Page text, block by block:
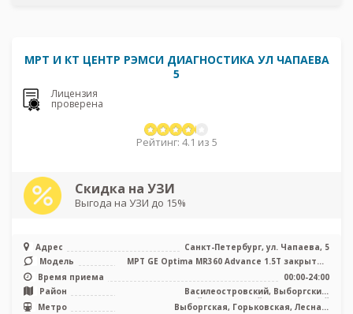
МРТ И КТ ЦЕНТР РЭМСИ ДИАГНОСТИКА УЛ ЧАПАЕВА
5
Лицензия
проверена
Рейтинг: 4.1 из 5
Скидка на УЗИ
Выгода на УЗИ до 15%
Адрес
Санкт-Петербург, ул. Чапаева, 5
Модель
МРТ GE Optima MR360 Advance 1.5T закрытый
тип, КТ GE Optima 660 64 сре ...
Время приема
00:00-24:00
Район
Василеостровский, Выборгский,
Петроградский, Приморский, Центральный
Метро
Выборгская, Горьковская, Лесная,